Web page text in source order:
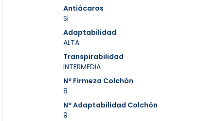
Antiácaros
Si
Adaptabilidad
ALTA
Transpirabilidad
INTERMEDIA
Nº Firmeza Colchón
8
Nº Adaptabilidad Colchón
9